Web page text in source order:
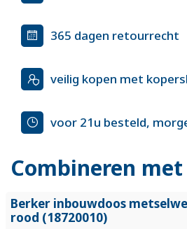
365 dagen retourrecht
veilig kopen met
voor 21u besteld,
Combineren met
Berker inbouwdoos
rood (18720010)